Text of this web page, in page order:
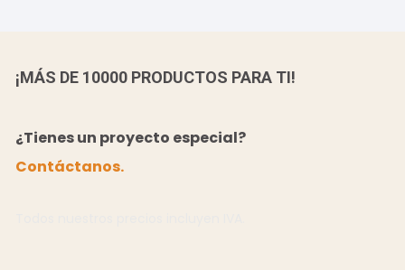
¡MÁS DE 10000 PRODUCTOS PARA TI!
¿Tienes un proyecto especial?
Contáctanos.